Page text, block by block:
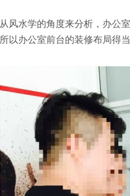
从风水学的角度来分析，办公
所以办公室前台的装修布局得